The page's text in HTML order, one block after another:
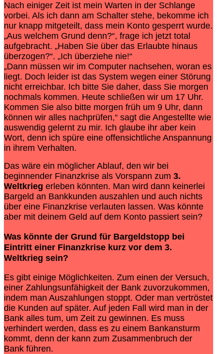
Nach einiger Zeit ist mein Warten in der Schlange
vorbei. Als ich dann am Schalter stehe, bekomme ich
nur knapp mitgeteilt, dass mein Konto gesperrt wurde.
„Aus welchem Grund denn?“, frage ich jetzt total
aufgebracht. „Haben Sie über das Erlaubte hinaus
überzogen?“. „Ich überziehe nie!“
„Dann müssen wir im Computer nachsehen, woran es
liegt. Doch leider ist das System wegen einer Störung
nicht erreichbar. Ich bitte Sie daher, dass Sie morgen
nochmals kommen. Heute schließen wir um 17 Uhr.
Kommen Sie also bitte morgen früh um 9 Uhr, dann
können wir alles nachprüfen,“ sagt die Angestellte wie
auswendig gelernt zu mir. Ich glaube ihr aber kein
Wort, denn ich spüre eine offensichtliche Anspannung
in ihrem Verhalten.
Das wäre ein möglicher Ablauf, den wir bei
beginnender Finanzkrise als Vorspann zum 3.
Weltkrieg erleben könnten. Man wird dann keinerlei
Bargeld an Bankkunden auszahlen und auch nichts
über eine Finanzkrise verlauten lassen. Was könnte
aber mit deinem Geld auf dem Konto passiert sein?
Was könnte der Grund für Bargeldstopp bei
Eintritt einer Finanzkrise kurz vor dem 3.
Weltkrieg sein?
Es gibt einige Möglichkeiten. Zum einen der Versuch,
einer Zahlungsunfähigkeit der Bank zuvorzukommen,
indem man Auszahlungen stoppt. Oder man vertröstet
die Kunden auf später. Auf jeden Fall wird man in der
Bank alles tum, um Zeit zu gewinnen. Es muss
verhindert werden, dass es zu einem Bankansturm
kommt, denn der kann zum Zusammenbruch der
Bank führen.